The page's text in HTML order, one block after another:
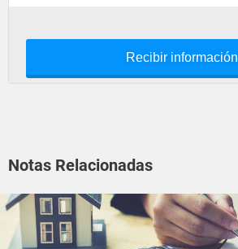
Recibir información
Notas Relacionadas